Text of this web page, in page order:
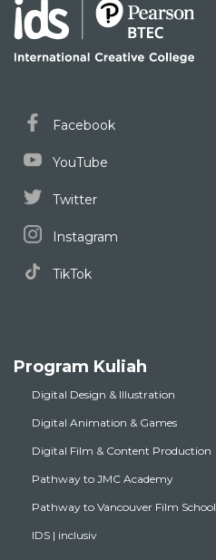
Facebook
YouTube
Twitter
Instagram
TikTok
Program Kuliah
Digital Design & Illustration
Digital Animation & Games
Digital Film & Content Production
Pathway to JMC Academy
Pathway to Vancouver Film School
IDS | inclusiv